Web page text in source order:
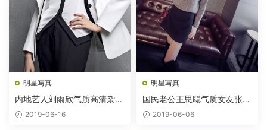
明星写真
内地艺人刘雨欣气质高清杂志
图片2019-06-16
明星写真
国民老公王思聪气质女友张予
曦 2019-06-06